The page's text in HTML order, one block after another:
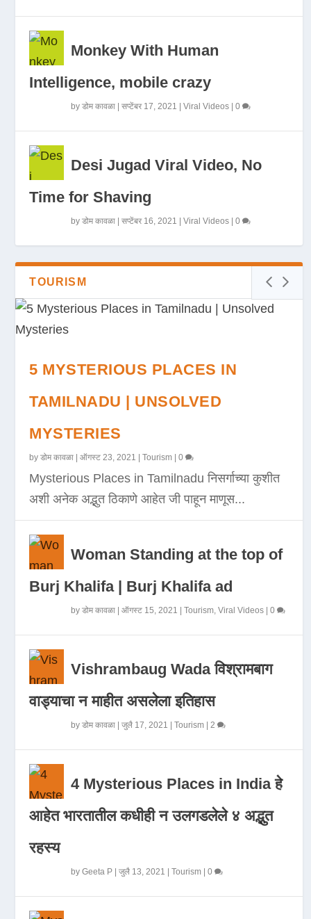
Monkey With Human
Intelligence, mobile crazy
byडोम कावळा |सप्टेंबर 17, 2021 |Viral Videos |0
Desi Jugad Viral Video, No
Time for Shaving
byडोम कावळा |सप्टेंबर 16, 2021 |Viral Videos |0
TOURISM
5 MYSTERIOUS PLACES IN
TAMILNADU | UNSOLVED
MYSTERIES
byडोम कावळा |ऑगस्ट 23, 2021 |Tourism |0
Mysterious Places in Tamilnadu निसर्गाच्या कुशीत
अशी अनेक अद्भुत ठिकाणे आहेत जी पाहून माणूस...
Woman Standing at the top of
Burj Khalifa | Burj Khalifa ad
byडोम कावळा |ऑगस्ट 15, 2021 |Tourism,Viral Videos |0
Vishrambaug Wada विश्रामबाग
वाड्याचा न माहीत असलेला इतिहास
byडोम कावळा |जुलै 17, 2021 |Tourism |2
4 Mysterious Places in India हे
आहेत भारतातील कधीही न उलगडलेले ४ अद्भुत
रहस्य
byGeeta P |जुलै 13, 2021 |Tourism |0